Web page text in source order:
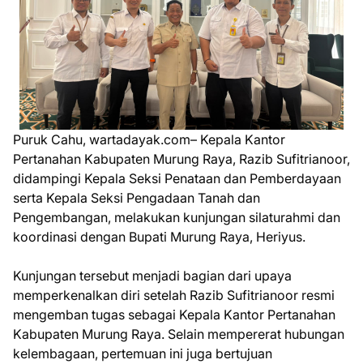
Puruk Cahu, wartadayak.com– Kepala Kantor
Pertanahan Kabupaten Murung Raya, Razib Sufitrianoor,
didampingi Kepala Seksi Penataan dan Pemberdayaan
serta Kepala Seksi Pengadaan Tanah dan
Pengembangan, melakukan kunjungan silaturahmi dan
koordinasi dengan Bupati Murung Raya, Heriyus.
Kunjungan tersebut menjadi bagian dari upaya
memperkenalkan diri setelah Razib Sufitrianoor resmi
mengemban tugas sebagai Kepala Kantor Pertanahan
Kabupaten Murung Raya. Selain mempererat hubungan
kelembagaan, pertemuan ini juga bertujuan